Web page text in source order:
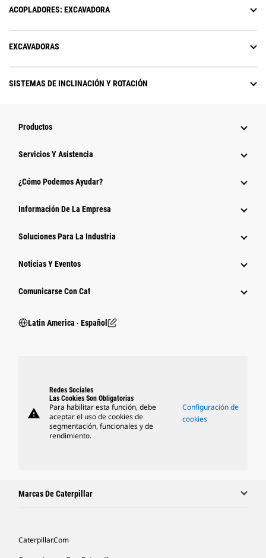
ACOPLADORES: EXCAVADORA
EXCAVADORAS
SISTEMAS DE INCLINACIÓN Y ROTACIÓN
Productos
Servicios Y Asistencia
¿Cómo Podemos Ayudar?
Información De La Empresa
Soluciones Para La Industria
Noticias Y Eventos
Comunicarse Con Cat
Latin America ‧ Español
warning
Redes Sociales
Las Cookies Son Obligatorias
Para habilitar esta función, debe
aceptar el uso de cookies de
segmentación, funcionales y de
rendimiento.
Configuración de
cookies
Marcas De Caterpillar
Caterpillar.com